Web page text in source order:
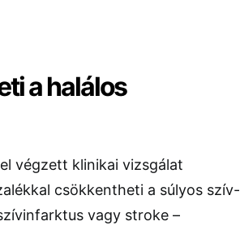
a halálos
végzett klinikai vizsgálat
csökkentheti a súlyos szív-
vagy stroke –